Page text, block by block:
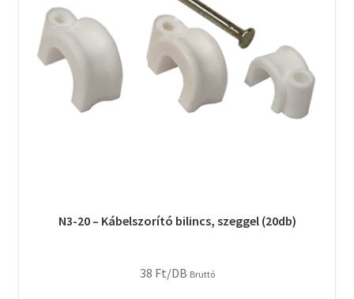
N3-20 – Kábelszorító bilincs, szeggel (20db)
38 Ft/DB Bruttó